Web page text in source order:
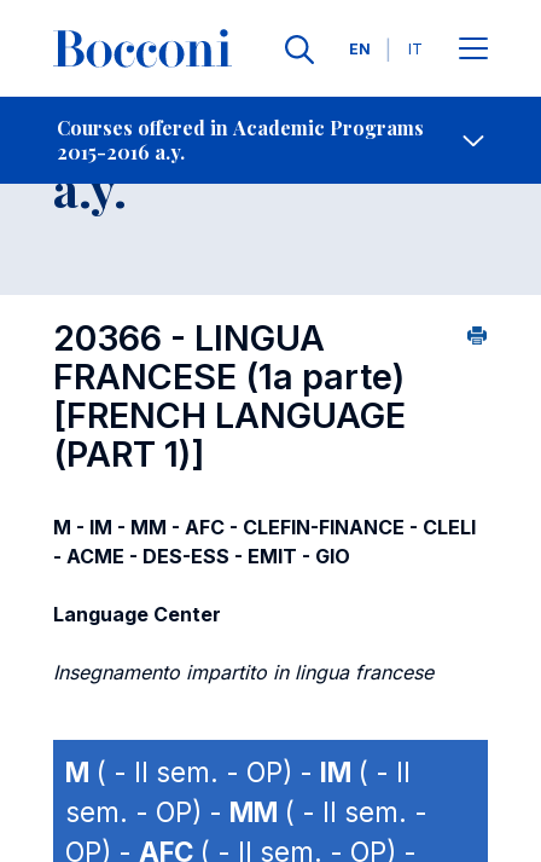
Languages
EN IT
Courses offered in Academic Programs
2015-2016 a.y.
- Contact Us
Course 2015-2016
a.y.
20366 - LINGUA
FRANCESE (1a parte)
[FRENCH LANGUAGE
(PART 1)]
M - IM - MM - AFC - CLEFIN-FINANCE - CLELI
- ACME - DES-ESS - EMIT - GIO
Language Center
Insegnamento impartito in lingua francese
M ( - II sem. - OP) - IM ( - II
sem. - OP) - MM ( - II sem. -
OP) - AFC ( - II sem. - OP) -